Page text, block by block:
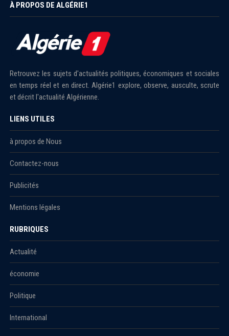
À PROPOS DE ALGÉRIE1
Retrouvez les sujets d'actualités politiques, économiques et sociales
en temps réel et en direct. Algérie1 explore, observe, ausculte, scrute
et décrit l'actualité Algérienne.
LIENS UTILES
à propos de Nous
Contactez-nous
Publicités
Mentions légales
RUBRIQUES
Actualité
économie
Politique
International